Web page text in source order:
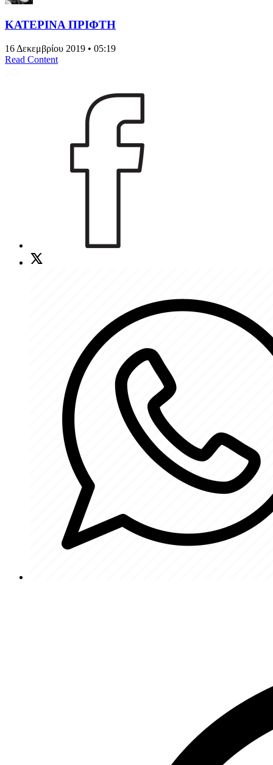
ΚΑΤΕΡΙΝΑ ΠΡΙΦΤΗ
16 Δεκεμβρίου 2019 • 05:19
Read Content